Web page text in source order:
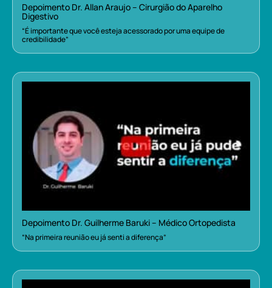
Depoimento Dr. Allan Araujo – Cirurgião do Aparelho
Digestivo
“É importante que você esteja acessorado por uma equipe de
credibilidade”
Depoimento Dr. Guilherme Baruki – Médico Ortopedista
“Na primeira reunião eu já senti a diferença”